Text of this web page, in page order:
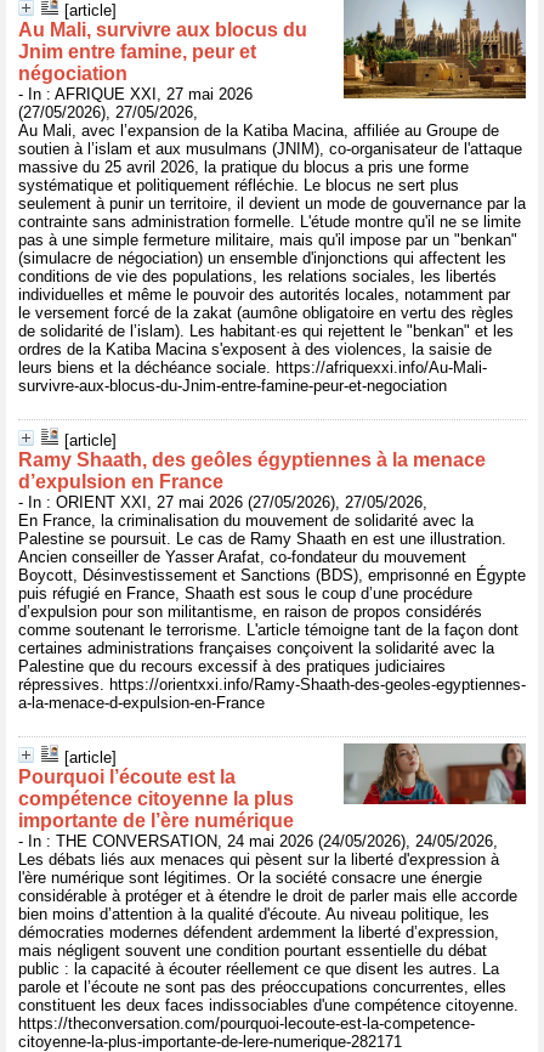
[article]
Au Mali, survivre aux blocus du
Jnim entre famine, peur et
négociation
- In : AFRIQUE XXI, 27 mai 2026
(27/05/2026), 27/05/2026,
Au Mali, avec l’expansion de la Katiba Macina, affiliée au Groupe de
soutien à l’islam et aux musulmans (JNIM), co-organisateur de l'attaque
massive du 25 avril 2026, la pratique du blocus a pris une forme
systématique et politiquement réfléchie. Le blocus ne sert plus
seulement à punir un territoire, il devient un mode de gouvernance par la
contrainte sans administration formelle. L'étude montre qu'il ne se limite
pas à une simple fermeture militaire, mais qu'il impose par un "benkan"
(simulacre de négociation) un ensemble d'injonctions qui affectent les
conditions de vie des populations, les relations sociales, les libertés
individuelles et même le pouvoir des autorités locales, notamment par
le versement forcé de la zakat (aumône obligatoire en vertu des règles
de solidarité de l’islam). Les habitant·es qui rejettent le "benkan" et les
ordres de la Katiba Macina s'exposent à des violences, la saisie de
leurs biens et la déchéance sociale. https://afriquexxi.info/Au-Mali-
survivre-aux-blocus-du-Jnim-entre-famine-peur-et-negociation
[article]
Ramy Shaath, des geôles égyptiennes à la menace
d’expulsion en France
- In : ORIENT XXI, 27 mai 2026 (27/05/2026), 27/05/2026,
En France, la criminalisation du mouvement de solidarité avec la
Palestine se poursuit. Le cas de Ramy Shaath en est une illustration.
Ancien conseiller de Yasser Arafat, co-fondateur du mouvement
Boycott, Désinvestissement et Sanctions (BDS), emprisonné en Égypte
puis réfugié en France, Shaath est sous le coup d’une procédure
d’expulsion pour son militantisme, en raison de propos considérés
comme soutenant le terrorisme. L'article témoigne tant de la façon dont
certaines administrations françaises conçoivent la solidarité avec la
Palestine que du recours excessif à des pratiques judiciaires
répressives. https://orientxxi.info/Ramy-Shaath-des-geoles-egyptiennes-
a-la-menace-d-expulsion-en-France
[article]
Pourquoi l’écoute est la
compétence citoyenne la plus
importante de l’ère numérique
- In : THE CONVERSATION, 24 mai 2026 (24/05/2026), 24/05/2026,
Les débats liés aux menaces qui pèsent sur la liberté d'expression à
l'ère numérique sont légitimes. Or la société consacre une énergie
considérable à protéger et à étendre le droit de parler mais elle accorde
bien moins d’attention à la qualité d'écoute. Au niveau politique, les
démocraties modernes défendent ardemment la liberté d’expression,
mais négligent souvent une condition pourtant essentielle du débat
public : la capacité à écouter réellement ce que disent les autres. La
parole et l’écoute ne sont pas des préoccupations concurrentes, elles
constituent les deux faces indissociables d'une compétence citoyenne.
https://theconversation.com/pourquoi-lecoute-est-la-competence-
citoyenne-la-plus-importante-de-lere-numerique-282171